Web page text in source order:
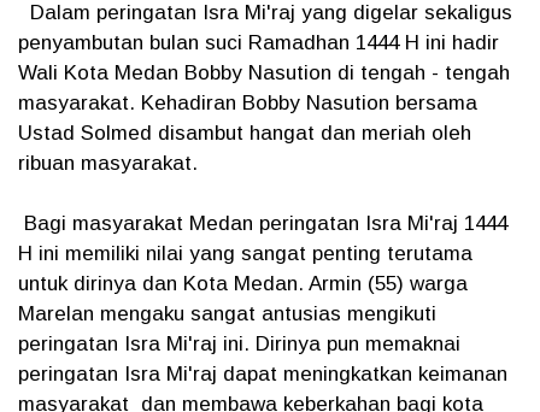
Dalam peringatan Isra Mi'raj yang digelar sekaligus
penyambutan bulan suci Ramadhan 1444 H ini hadir
Wali Kota Medan Bobby Nasution di tengah - tengah
masyarakat. Kehadiran Bobby Nasution bersama
Ustad Solmed disambut hangat dan meriah oleh
ribuan masyarakat.
Bagi masyarakat Medan peringatan Isra Mi'raj 1444
H ini memiliki nilai yang sangat penting terutama
untuk dirinya dan Kota Medan. Armin (55) warga
Marelan mengaku sangat antusias mengikuti
peringatan Isra Mi'raj ini. Dirinya pun memaknai
peringatan Isra Mi'raj dapat meningkatkan keimanan
masyarakat dan membawa keberkahan bagi kota